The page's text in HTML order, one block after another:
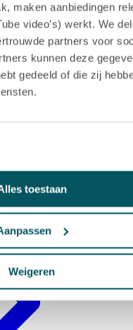
maken aanbiedingen
video’s) werkt. We
partners voor
kunnen deze
gedeeld of die zij
toestaan
Weigeren